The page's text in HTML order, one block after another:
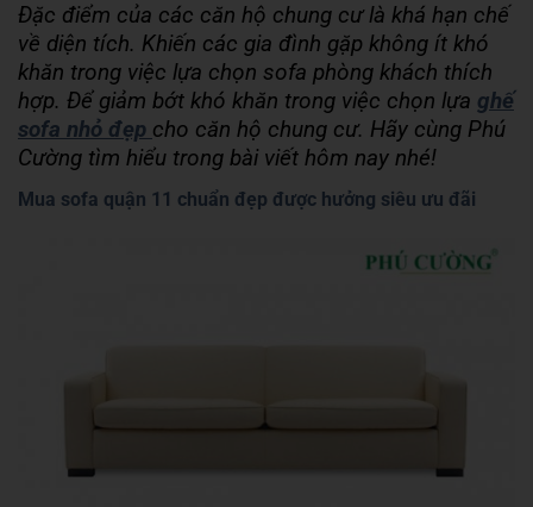
Đặc điểm của các căn hộ chung cư là khá hạn chế
về diện tích. Khiến các gia đình gặp không ít khó
khăn trong việc lựa chọn sofa phòng khách thích
hợp. Để giảm bớt khó khăn trong việc chọn lựa ghế
sofa nhỏ đẹp cho căn hộ chung cư. Hãy cùng Phú
Cường tìm hiểu trong bài viết hôm nay nhé!
Mua sofa quận 11 chuẩn đẹp được hưởng siêu ưu đãi